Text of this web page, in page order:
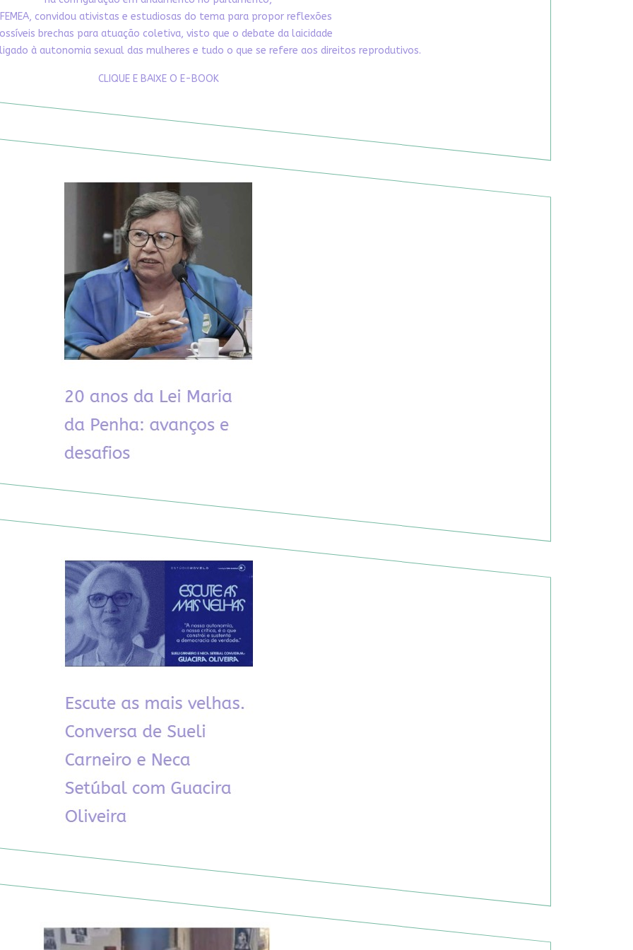
convidou ativistas e estudiosas do tema para propor reflexões
brechas para atuação coletiva, visto que o debate da laicidade
à autonomia sexual das mulheres e tudo o que se refere aos direitos reprodutivos.
CLIQUE E BAIXE O E-BOOK